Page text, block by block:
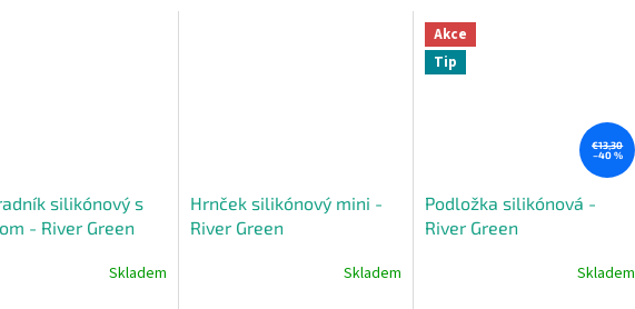
silikónový s
- River Green
Skladem
Hrnček silikónový mini -
River Green
Skladem
Akce
Tip
€13,30
–40 %
Podložka silikónová -
River Green
Skladem